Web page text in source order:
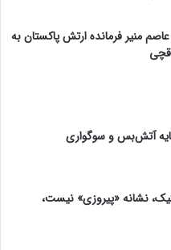
منیر فرمانده ارتش پاکستان به
آتش‌بس و سوگواری
نشانه «پیروزی» نیست،